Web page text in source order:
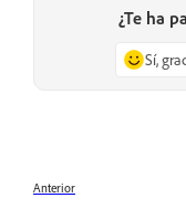
¿Te ha
Sí,
Anterior